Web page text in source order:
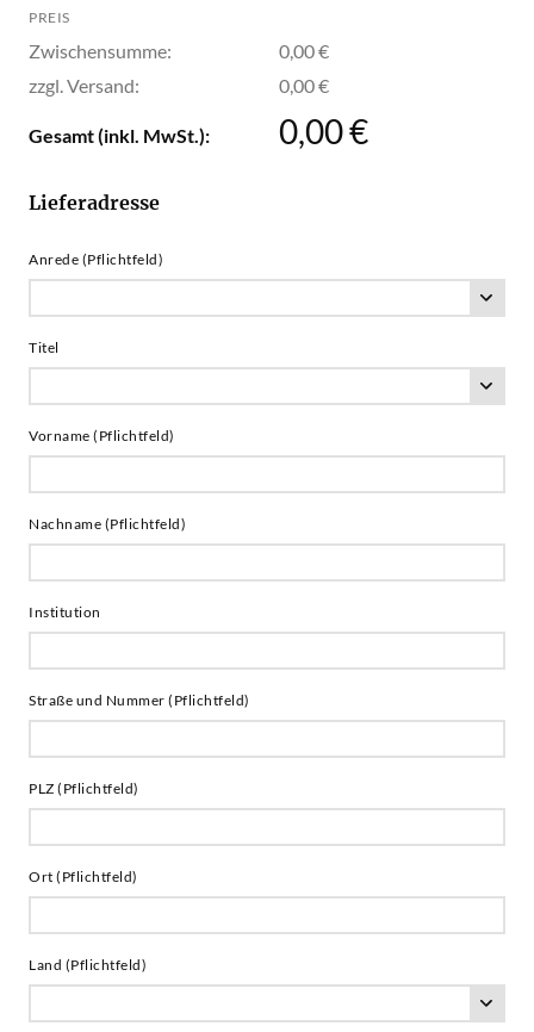
PREIS
Zwischensumme:
0,00 €
zzgl. Versand:
0,00 €
Gesamt (inkl. MwSt.): 0,00 €
Lieferadresse
Anrede (Pflichtfeld)
Titel
Vorname (Pflichtfeld)
Nachname (Pflichtfeld)
Institution
Straße und Nummer (Pflichtfeld)
PLZ (Pflichtfeld)
Ort (Pflichtfeld)
Land (Pflichtfeld)